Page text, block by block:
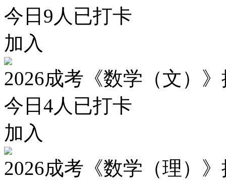
今日 9 人已打卡
加入
2026成考《数学（文）
今日 4人已打卡
加入
2026成考《数学（理）